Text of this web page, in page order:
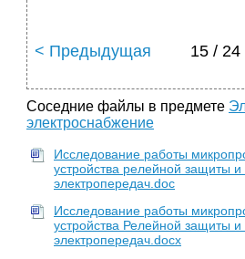
< Предыдущая 15 / 24
Соседние файлы в предмете
электроснабжение
Исследование работы
устройства релейной защиты и
электропередач.doc
Исследование работы
устройства Релейной защиты и
электропередач.docx